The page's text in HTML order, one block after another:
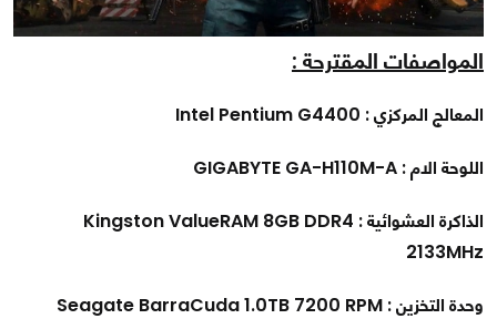
المواصفات المقترحة :
المعالج المركزي : Intel Pentium G4400
اللوحة الام : GIGABYTE GA-H110M-A
الذاكرة العشوائية : Kingston ValueRAM 8GB DDR4
2133MHz
وحدة التخزين : Seagate BarraCuda 1.0TB 7200 RPM